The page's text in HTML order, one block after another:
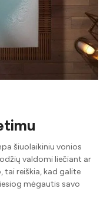
šiuolaikiniu vonios
valdomi liečiant ar
tai reiškia, kad galite
mėgautis savo